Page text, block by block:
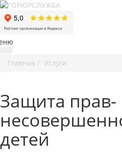
Главная Услуги
Защита прав-
детей